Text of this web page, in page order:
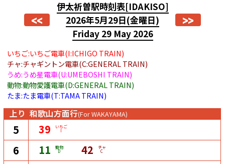
<<
伊太祈曽駅時刻表[IDAKISO]
2026年5月29日(金曜日)
Friday 29 May 2026
>>
いちご:いちご電車(I:ICHIGO TRAIN)
チャ:チャギントン電車(C:GENERAL TRAIN)
うめ:うめ星電車(U:UMEBOSHI TRAIN)
動物:動物愛護電車(D:GENERAL TRAIN)
たま:たま電車(T:TAMA TRAIN)
上り 和歌山方面行(For WAKAYAMA)
5 39 いちご
I
6 11 動物
D 42 チャ
C